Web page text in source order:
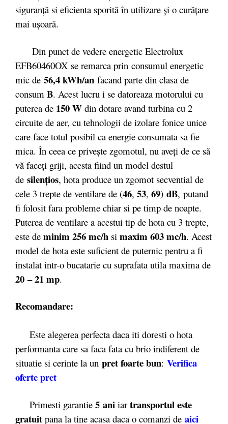
siguranţă si eficienta sporită în utilizare şi o curăţare
mai uşoară.
Din punct de vedere energetic Electrolux
EFB60460OX se remarca prin consumul energetic
mic de 56,4 kWh/an facand parte din clasa de
consum B. Acest lucru i se datoreaza motorului cu
puterea de 150 W din dotare avand turbina cu 2
circuite de aer, cu tehnologii de izolare fonice unice
care face totul posibil ca energie consumata sa fie
mica. În ceea ce priveşte zgomotul, nu aveţi de ce să
vă faceţi griji, acesta fiind un model destul
de silenţios, hota produce un zgomot secvential de
cele 3 trepte de ventilare de (46, 53, 69) dB, putand
fi folosit fara probleme chiar si pe timp de noapte.
Puterea de ventilare a acestui tip de hota cu 3 trepte,
este de minim 256 mc/h si maxim 603 mc/h. Acest
model de hota este suficient de puternic pentru a fi
instalat intr-o bucatarie cu suprafata utila maxima de
20 – 21 mp.
Recomandare:
Este alegerea perfecta daca iti doresti o hota
performanta care sa faca fata cu brio indiferent de
situatie si cerinte la un pret foarte bun: Verifica
oferte pret
Primesti garantie 5 ani iar transportul este
gratuit pana la tine acasa daca o comanzi de aici